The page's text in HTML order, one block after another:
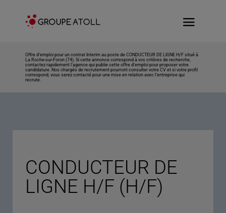
Offre d’emploi pour un contrat Interim au poste de CONDUCTEUR DE LIGNE H/F situé à
La Roche-sur-Foron (74). Si cette annonce correspond à vos critères de recherche,
contactez rapidement l’agence qui publie cette offre d’emploi pour proposer votre
candidature. Nos chargés de recrutement pourront consulter votre CV et si votre profil
correspond, vous serez contacté pour une mise en relation avec l’entreprise qui
recrute.
CONDUCTEUR DE
LIGNE H/F (H/F)